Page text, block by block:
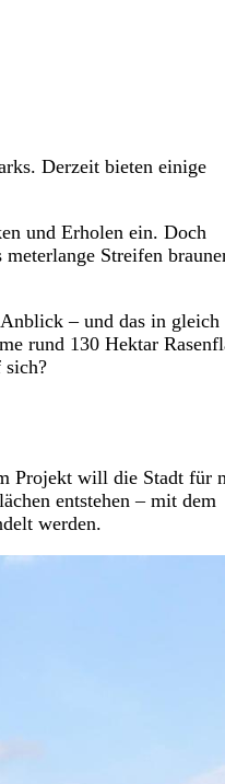
Derzeit bieten einige
und Erholen ein. Doch
Streifen
– und das in gleich
rund 130 Hektar
sich?
Projekt will die Stadt für
entstehen – mit dem
werden.